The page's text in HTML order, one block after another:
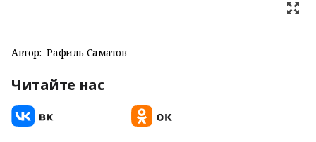
Автор: Рафиль Саматов
Читайте нас